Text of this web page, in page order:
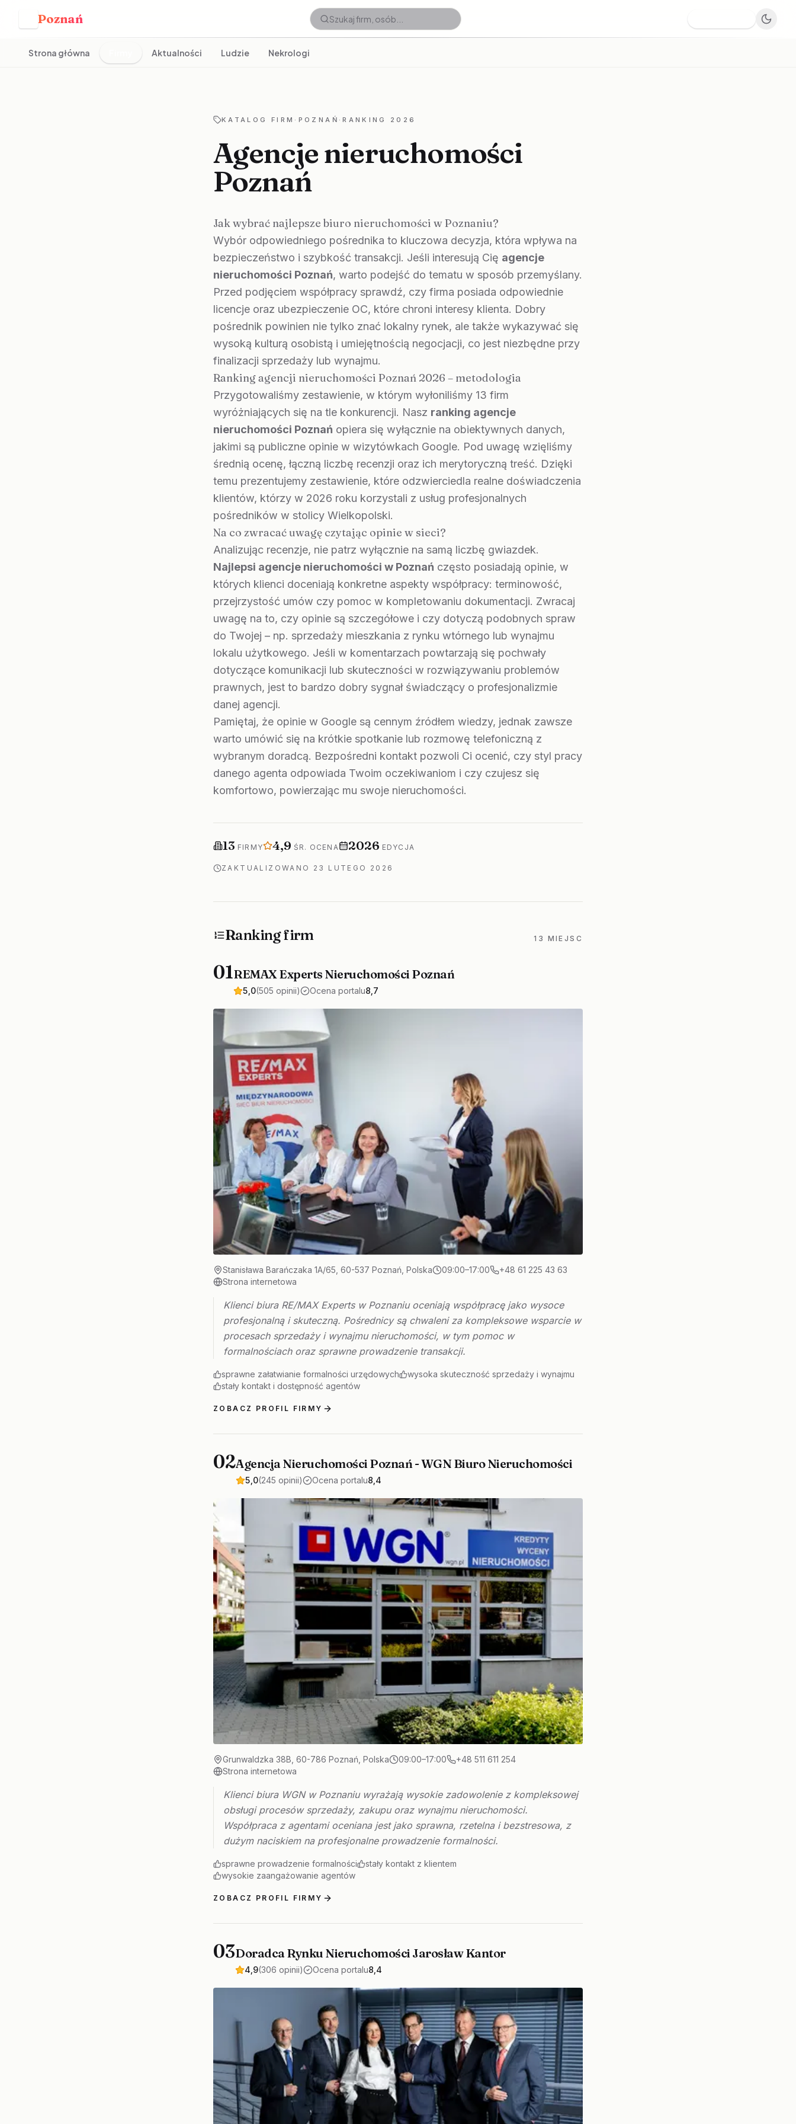
Poznań
Strona główna Aktualności Ludzie Nekrologi
KATALOG FIRM · POZNAŃ ·RANKING 2026
Agencje nieruchomości
Poznań
Jak wybrać najlepsze biuro nieruchomości w Poznaniu?
Wybór odpowiedniego pośrednika to kluczowa decyzja, która wpływa na
bezpieczeństwo i szybkość transakcji. Jeśli interesują Cię agencje
nieruchomości Poznań, warto podejść do tematu w sposób przemyślany.
Przed podjęciem współpracy sprawdź, czy firma posiada odpowiednie
licencje oraz ubezpieczenie OC, które chroni interesy klienta. Dobry
pośrednik powinien nie tylko znać lokalny rynek, ale także wykazywać się
wysoką kulturą osobistą i umiejętnością negocjacji, co jest niezbędne przy
finalizacji sprzedaży lub wynajmu.
Ranking agencji nieruchomości Poznań 2026 – metodologia
Przygotowaliśmy zestawienie, w którym wyłoniliśmy 13 firm
wyróżniających się na tle konkurencji. Nasz ranking agencje
nieruchomości Poznań opiera się wyłącznie na obiektywnych danych,
jakimi są publiczne opinie w wizytówkach Google. Pod uwagę wzięliśmy
średnią ocenę, łączną liczbę recenzji oraz ich merytoryczną treść. Dzięki
temu prezentujemy zestawienie, które odzwierciedla realne doświadczenia
klientów, którzy w 2026 roku korzystali z usług profesjonalnych
pośredników w stolicy Wielkopolski.
Na co zwracać uwagę czytając opinie w sieci?
Analizując recenzje, nie patrz wyłącznie na samą liczbę gwiazdek.
Najlepsi agencje nieruchomości w Poznań często posiadają opinie, w
których klienci doceniają konkretne aspekty współpracy: terminowość,
przejrzystość umów czy pomoc w kompletowaniu dokumentacji. Zwracaj
uwagę na to, czy opinie są szczegółowe i czy dotyczą podobnych spraw
do Twojej – np. sprzedaży mieszkania z rynku wtórnego lub wynajmu
lokalu użytkowego. Jeśli w komentarzach powtarzają się pochwały
dotyczące komunikacji lub skuteczności w rozwiązywaniu problemów
prawnych, jest to bardzo dobry sygnał świadczący o profesjonalizmie
danej agencji.
Pamiętaj, że opinie w Google są cennym źródłem wiedzy, jednak zawsze
warto umówić się na krótkie spotkanie lub rozmowę telefoniczną z
wybranym doradcą. Bezpośredni kontakt pozwoli Ci ocenić, czy styl pracy
danego agenta odpowiada Twoim oczekiwaniom i czy czujesz się
komfortowo, powierzając mu swoje nieruchomości.
Firm w rankingu
13 FIRMYŚrednia ocena
4,9 ŚR. OCENARok edycji
2026 EDYCJA
ZAKTUALIZOWANO 23 LUTEGO 2026
Ranking firm 13 MIEJSC
01REMAX Experts Nieruchomości Poznań
5,0(505 opinii) Ocena portalu8,7
Stanisława Barańczaka 1A/65, 60-537 Poznań, Polska 09:00–17:00
+48 61 225 43 63
Strona internetowa
Klienci biura RE/MAX Experts w Poznaniu oceniają współpracę jako wysoce
profesjonalną i skuteczną. Pośrednicy są chwaleni za kompleksowe wsparcie w
procesach sprzedaży i wynajmu nieruchomości, w tym pomoc w
formalnościach oraz sprawne prowadzenie transakcji.
sprawne załatwianie formalności urzędowych
wysoka skuteczność sprzedaży i wynajmu
stały kontakt i dostępność agentów
ZOBACZ PROFIL FIRMY
02Agencja Nieruchomości Poznań - WGN Biuro Nieruchomości
5,0(245 opinii) Ocena portalu8,4
Grunwaldzka 38B, 60-786 Poznań, Polska 09:00–17:00
+48 511 611 254
Strona internetowa
Klienci biura WGN w Poznaniu wyrażają wysokie zadowolenie z kompleksowej
obsługi procesów sprzedaży, zakupu oraz wynajmu nieruchomości.
Współpraca z agentami oceniana jest jako sprawna, rzetelna i bezstresowa, z
dużym naciskiem na profesjonalne prowadzenie formalności.
sprawne prowadzenie formalności
stały kontakt z klientem
wysokie zaangażowanie agentów
ZOBACZ PROFIL FIRMY
03Doradca Rynku Nieruchomości Jarosław Kantor
4,9(306 opinii) Ocena portalu8,4